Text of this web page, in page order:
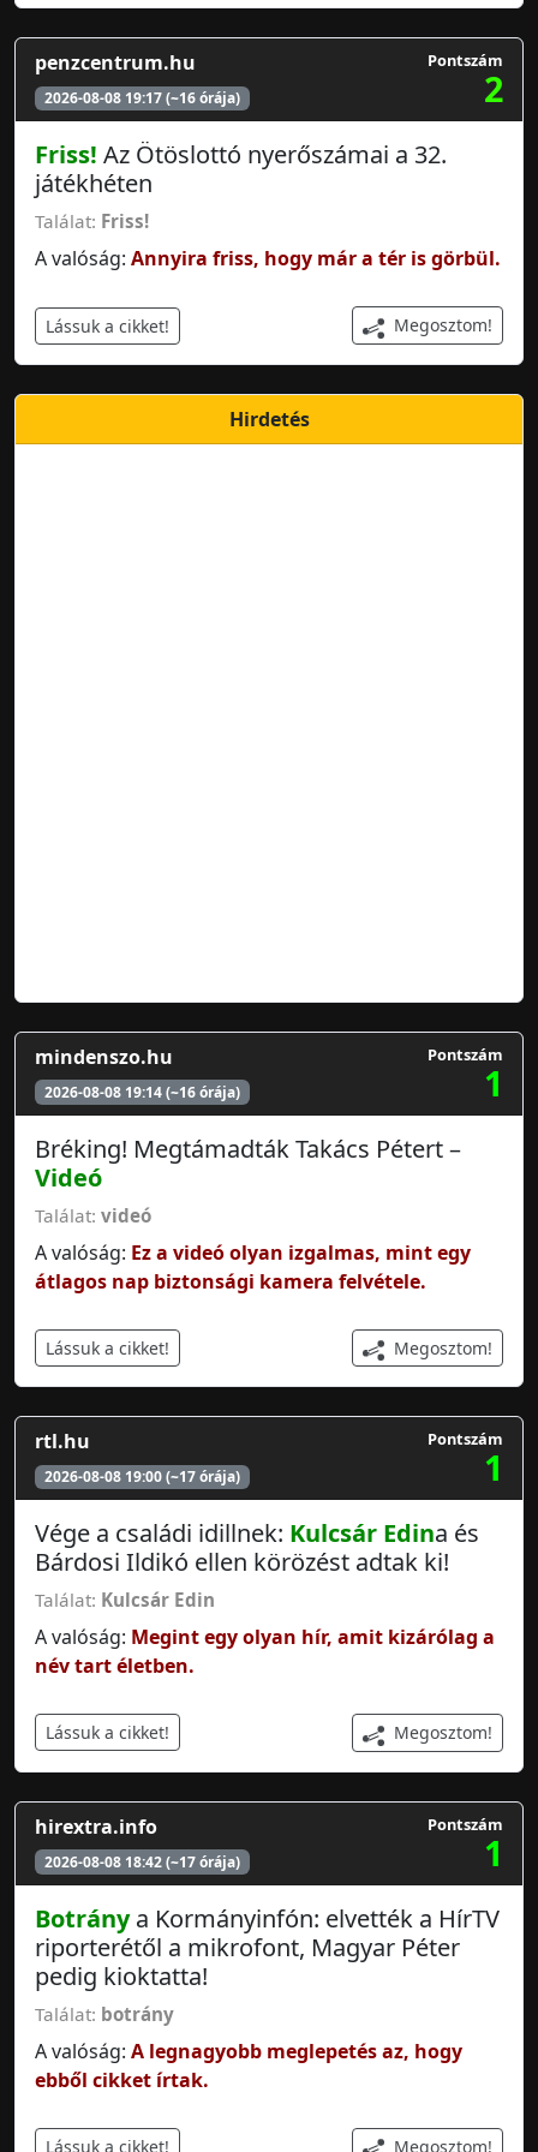
penzcentrum.hu
2026-08-08 19:17 (~16 órája)
Pontszám
2
Friss! Az Ötöslottó nyerőszámai a 32.
játékhéten
Találat: Friss!
A valóság: Annyira friss, hogy már a tér is görbül.
Lássuk a cikket! Megosztom!
Hirdetés
mindenszo.hu
2026-08-08 19:14 (~16 órája)
Pontszám
1
Bréking! Megtámadták Takács Pétert –
Videó
Találat: videó
A valóság: Ez a videó olyan izgalmas, mint egy
átlagos nap biztonsági kamera felvétele.
Lássuk a cikket! Megosztom!
rtl.hu
2026-08-08 19:00 (~17 órája)
Pontszám
1
Vége a családi idillnek: Kulcsár Edina és
Bárdosi Ildikó ellen körözést adtak ki!
Találat: Kulcsár Edin
A valóság: Megint egy olyan hír, amit kizárólag a
név tart életben.
Lássuk a cikket! Megosztom!
hirextra.info
2026-08-08 18:42 (~17 órája)
Pontszám
1
Botránya Kormányinfón: elvették a HírTV
riporterétől a mikrofont, Magyar Péter
pedig kioktatta!
Találat: botrány
A valóság: A legnagyobb meglepetés az, hogy
ebből cikket írtak.
Lássuk a cikket! Megosztom!